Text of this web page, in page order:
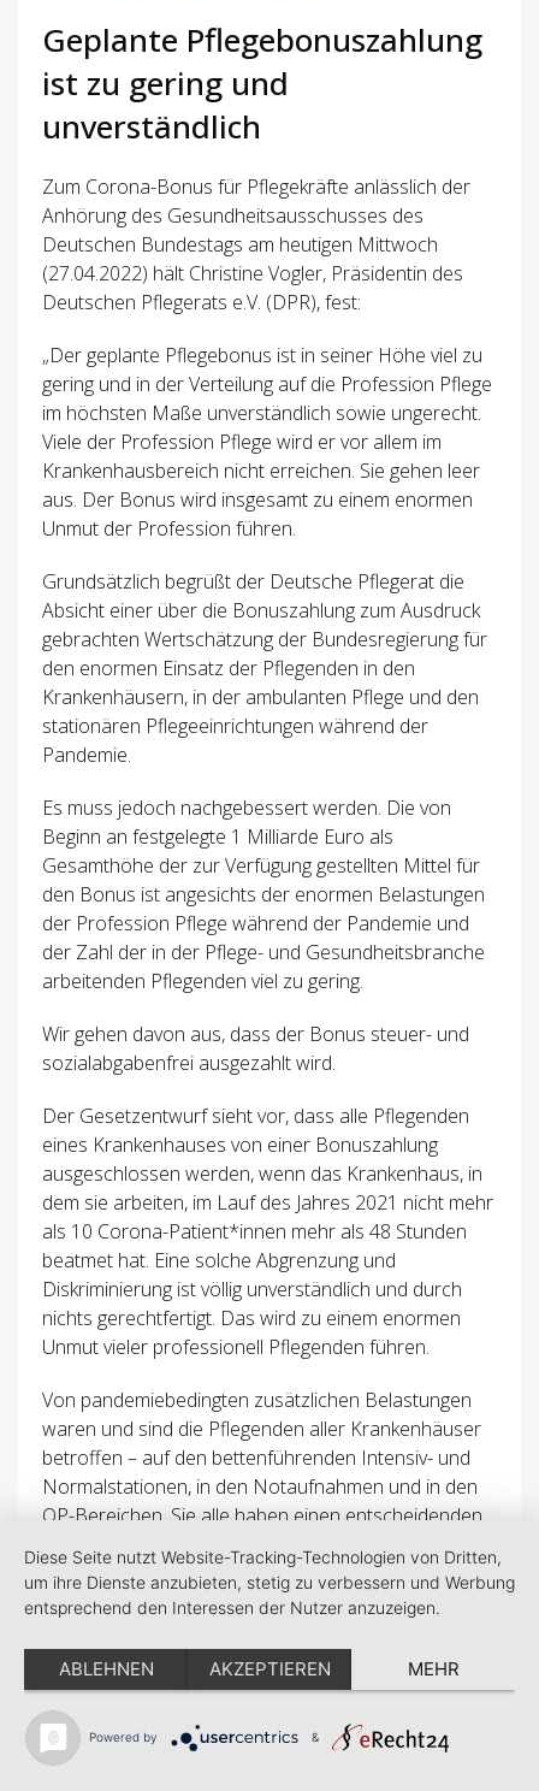
Geplante Pflegebonuszahlung
ist zu gering und
unverständlich
Zum Corona-Bonus für Pflegekräfte anlässlich der
Anhörung des Gesundheitsausschusses des
Deutschen Bundestags am heutigen Mittwoch
(27.04.2022) hält Christine Vogler, Präsidentin des
Deutschen Pflegerats e.V. (DPR), fest:
„Der geplante Pflegebonus ist in seiner Höhe viel zu
gering und in der Verteilung auf die Profession Pflege
im höchsten Maße unverständlich sowie ungerecht.
Viele der Profession Pflege wird er vor allem im
Krankenhausbereich nicht erreichen. Sie gehen leer
aus. Der Bonus wird insgesamt zu einem enormen
Unmut der Profession führen.
Grundsätzlich begrüßt der Deutsche Pflegerat die
Absicht einer über die Bonuszahlung zum Ausdruck
gebrachten Wertschätzung der Bundesregierung für
den enormen Einsatz der Pflegenden in den
Krankenhäusern, in der ambulanten Pflege und den
stationären Pflegeeinrichtungen während der
Pandemie.
Es muss jedoch nachgebessert werden. Die von
Beginn an festgelegte 1 Milliarde Euro als
Gesamthöhe der zur Verfügung gestellten Mittel für
den Bonus ist angesichts der enormen Belastungen
der Profession Pflege während der Pandemie und
der Zahl der in der Pflege- und Gesundheitsbranche
arbeitenden Pflegenden viel zu gering.
Wir gehen davon aus, dass der Bonus steuer- und
sozialabgabenfrei ausgezahlt wird.
Der Gesetzentwurf sieht vor, dass alle Pflegenden
eines Krankenhauses von einer Bonuszahlung
ausgeschlossen werden, wenn das Krankenhaus, in
dem sie arbeiten, im Lauf des Jahres 2021 nicht mehr
als 10 Corona-Patient*innen mehr als 48 Stunden
beatmet hat. Eine solche Abgrenzung und
Diskriminierung ist völlig unverständlich und durch
nichts gerechtfertigt. Das wird zu einem enormen
Unmut vieler professionell Pflegenden führen.
Von pandemiebedingten zusätzlichen Belastungen
waren und sind die Pflegenden aller Krankenhäuser
betroffen – auf den bettenführenden Intensiv- und
Normalstationen, in den Notaufnahmen und in den
OP-Bereichen. Sie alle haben einen entscheidenden
Beitrag zur Bewältigung des pflegebezogenen Alltags
unter Corona-Bedingungen geleistet und müssen
einen Bonus erhalten. Auch muss der Bonus für
Mitglieder der DRK-/BRK-Schwesternschaften und
ggf. anderer Schwesternschaften gelten.
In SGB-XI-Einrichtungen soll es zu einer
Bonuszahlung an die Beschäftigten in der direkten
Diese Seite nutzt Website-Tracking-Technologien von Dritten,
um ihre Dienste anzubieten, stetig zu verbessern und Werbung
entsprechend den Interessen der Nutzer anzuzeigen.
ABLEHNEN AKZEPTIEREN MEHR
Powered by &